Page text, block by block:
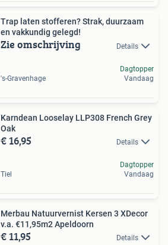
Trap laten stofferen? Strak, duurzaam
en vakkundig gelegd!
Zie omschrijving Details
's-Gravenhage
Dagtopper
Vandaag
Karndean Looselay LLP308 French Grey
Oak
€ 16,95 Details
Tiel
Dagtopper
Vandaag
Merbau Natuurvernist Kersen 3 XDecor
v.a. €11,95m2 Apeldoorn
€ 11,95 Details